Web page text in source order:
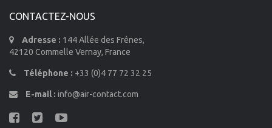
CONTACTEZ-NOUS
Adresse : 144 Allée des Frênes,
42120 Commelle Vernay, France
Téléphone : +33 (0)4 77 72 32 25
E-mail : info@air-contact.com